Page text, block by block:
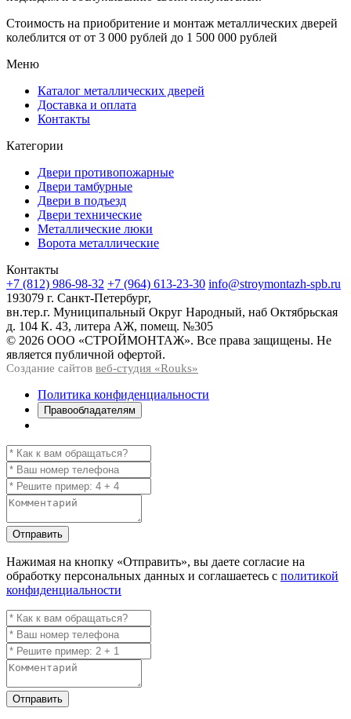
Стоимость на приобритение и монтаж металлических дверей
колеблится от от 3 000 рублей до 1 500 000 рублей
Меню
Каталог металлических дверей
Доставка и оплата
Контакты
Категории
Двери противопожарные
Двери тамбурные
Двери в подъезд
Двери технические
Металлические люки
Ворота металлические
Контакты
+7 (812) 986-98-32 +7 (964) 613-23-30 info@stroymontazh-spb.ru
193079 г. Санкт-Петербург,
вн.тер.г. Муниципальный Округ Народный, наб Октябрьская
д. 104 К. 43, литера АЖ, помещ. №305
© 2026 ООО «СТРОЙМОНТАЖ». Все права защищены. Не
является публичной офертой.
Создание сайтов веб-студия «Rouks»
Политика конфиденциальности
Правообладателям
Отправить
Нажимая на кнопку «Отправить», вы даете согласие на
обработку персональных данных и соглашаетесь с политикой
конфиденциальности
Отправить